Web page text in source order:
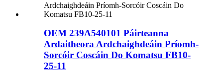
OEM 239A540101 Páirteanna
Ardaitheora Ardchaighdeáin Príomh-
Sorcóir Coscáin Do Komatsu FB10-
25-11